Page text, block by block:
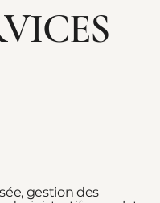
gestion des